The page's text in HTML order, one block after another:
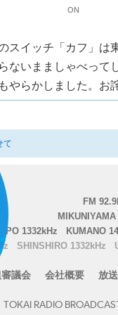
ON
スイッチ「カフ」は
ないまましゃべって
やらかしました。お
て
FM
1332kHz
KUMANO
SHINSHIRO 1332kHz
議会 会社概要 放
TOKAI RADIO